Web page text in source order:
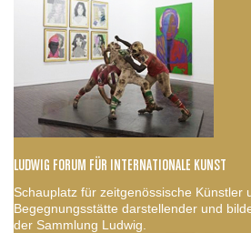
LUDWIG FORUM FÜR INTERNATIONALE KUNST
Schauplatz für zeitgenössische Künstler
Begegnungsstätte darstellender und
der Sammlung Ludwig.